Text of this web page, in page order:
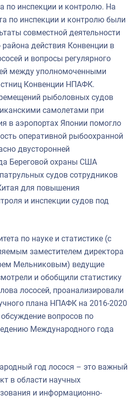
по инспекции и контролю. На
по инспекции и контролю были
совместной деятельности
действия Конвенции в
и вопросы регулярного
между уполномоченными
Конвенции НПАФК.
рыболовных судов
самолетами при
в аэропортах Японии помогло
оперативной рыбоохранной
двусторонней
Береговой охраны США
судов сотрудников
для повышения
и инспекции судов под
по науке и статистике (с
заместителем директора
Мельниковым) ведущие
и обобщили статистику
лососей, проанализировали
плана НПАФК на 2016-2020
вопросов по
Международного года
год лосося – это важный
в области научных
и информационно-